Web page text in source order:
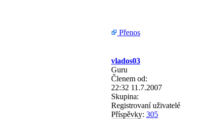
Přenos
vlados03
Guru
Členem od:
22:32 11.7.2007
Skupina:
Registrovaní uživatelé
Příspěvky: 305